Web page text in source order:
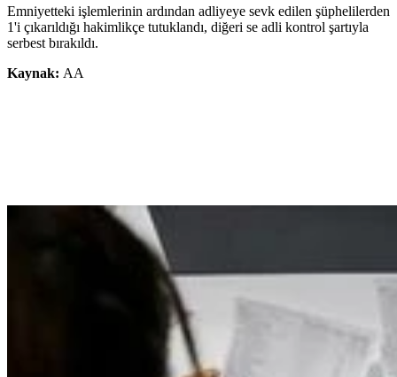
Emniyetteki işlemlerinin ardından adliyeye sevk edilen şüphelilerden
1'i çıkarıldığı hakimlikçe tutuklandı, diğeri se adli kontrol şartıyla
serbest bırakıldı.
Kaynak: AA